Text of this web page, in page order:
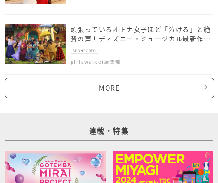
頑張っているオトナ女子ほど「泣ける」と絶
賛の声！ディズニー・ミュージカル最新作
『ミラベルと魔法だらけの家』最速レビュー
girlswalker編集部
MORE
連載・特集